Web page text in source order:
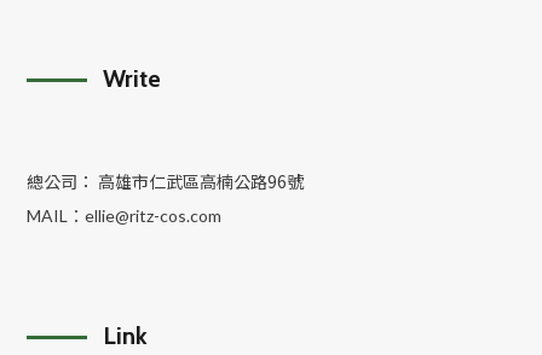
Write
總公司： 高雄市仁武區高楠公路96號
MAIL：ellie@ritz-cos.com
Link